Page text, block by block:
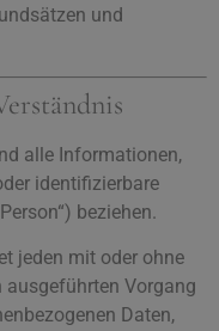
und
alle Informationen,
identifizierbare
beziehen.
jeden mit oder ohne
Vorgang
Daten,